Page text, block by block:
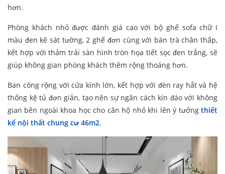
hơn.
Phòng khách nhỏ được đánh giá cao với bộ ghế sofa chữ I
màu đen kê sát tường, 2 ghế đơn cùng với bàn trà chân thấp,
kết hợp với thảm trải sàn hình tròn họa tiết sọc đen trắng, sẽ
giúp không gian phòng khách thêm rộng thoáng hơn.
Ban công rộng với cửa kính lớn, kết hợp với đèn ray hắt và hệ
thống kệ tủ đơn giản, tạo nên sự ngăn cách kín đáo với không
gian bên ngoài khoa học cho căn hộ nhỏ khi lên ý tưởng thiết
kế nội thất chung cư 46m2.